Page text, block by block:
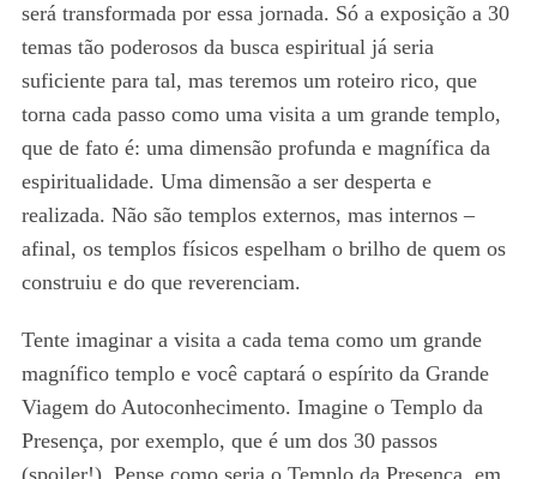
será transformada por essa jornada. Só a exposição a 30
temas tão poderosos da busca espiritual já seria
suficiente para tal, mas teremos um roteiro rico, que
torna cada passo como uma visita a um grande templo,
que de fato é: uma dimensão profunda e magnífica da
espiritualidade. Uma dimensão a ser desperta e
realizada. Não são templos externos, mas internos –
afinal, os templos físicos espelham o brilho de quem os
construiu e do que reverenciam.
Tente imaginar a visita a cada tema como um grande
magnífico templo e você captará o espírito da Grande
Viagem do Autoconhecimento. Imagine o Templo da
Presença, por exemplo, que é um dos 30 passos